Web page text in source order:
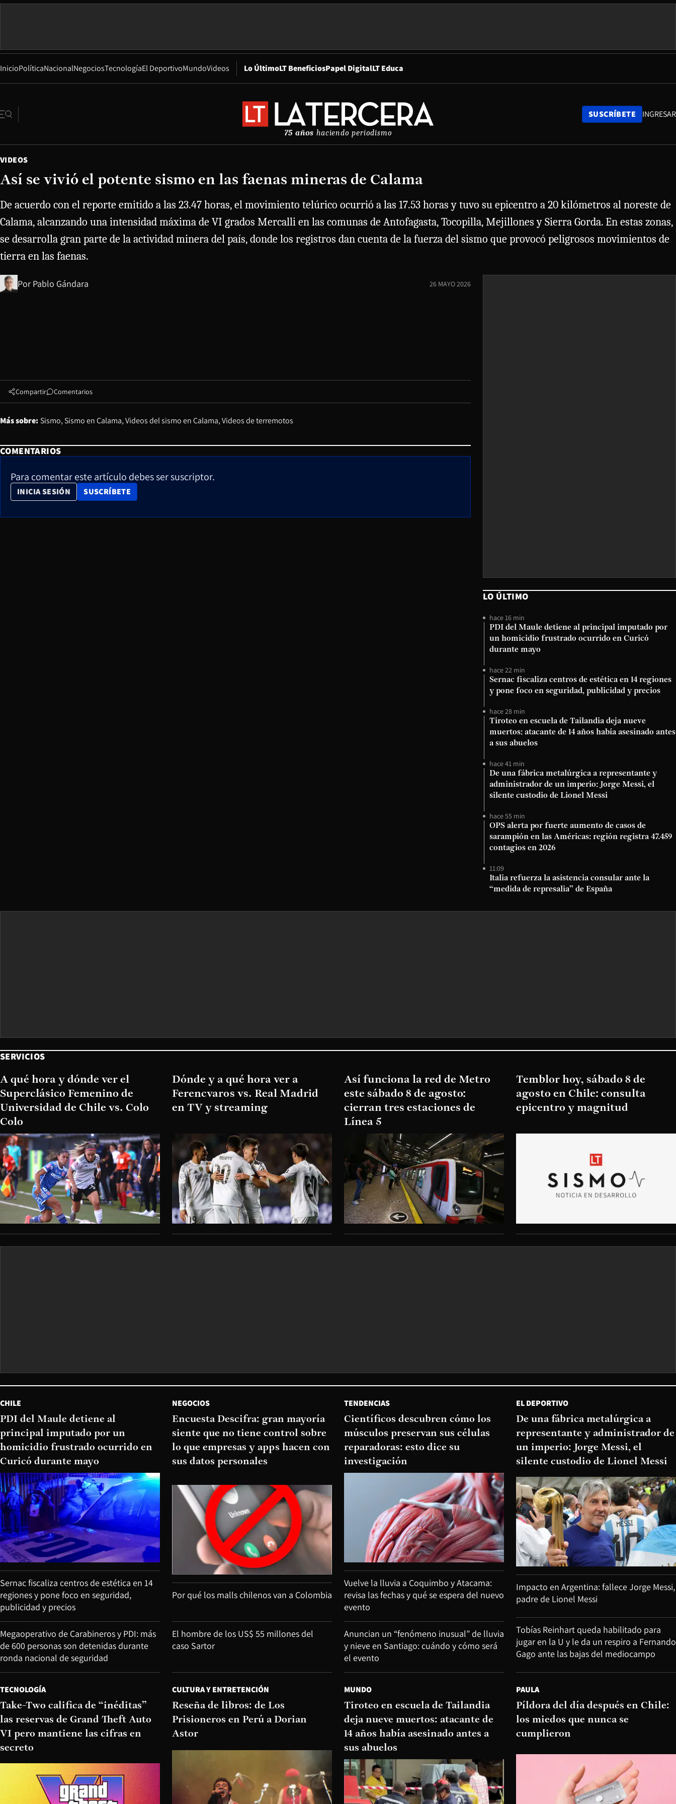
InicioPolíticaNacionalNegociosTecnologíaEl DeportivoMundoVideos Lo ÚltimoLT BeneficiosPapel DigitalOpens in new window
LT Educa
75 años haciendo periodismo
SUSCRÍBETE INGRESAR
VIDEOS
Así se vivió el potente sismo en las faenas mineras de Calama
De acuerdo con el reporte emitido a las 23.47 horas, el movimiento telúrico ocurrió a las 17.53 horas y tuvo su epicentro a 20 kilómetros al noreste de
Calama, alcanzando una intensidad máxima de VI grados Mercalli en las comunas de Antofagasta, Tocopilla, Mejillones y Sierra Gorda. En estas zonas,
se desarrolla gran parte de la actividad minera del país, donde los registros dan cuenta de la fuerza del sismo que provocó peligrosos movimientos de
tierra en las faenas.
Por Pablo Gándara 26 MAYO 2026
Compartir Comentarios
Más sobre: Sismo Sismo en Calama Videos del sismo en Calama Videos de terremotos
COMENTARIOS
Para comentar este artículo debes ser suscriptor.
INICIA SESIÓN SUSCRÍBETE
OPENS IN NEW WINDOW
LO ÚLTIMO
hace 16 min
PDI del Maule detiene al principal imputado por
un homicidio frustrado ocurrido en Curicó
durante mayo
hace 22 min
Sernac fiscaliza centros de estética en 14 regiones
y pone foco en seguridad, publicidad y precios
hace 28 min
Tiroteo en escuela de Tailandia deja nueve
muertos: atacante de 14 años había asesinado antes
a sus abuelos
hace 41 min
De una fábrica metalúrgica a representante y
administrador de un imperio: Jorge Messi, el
silente custodio de Lionel Messi
hace 55 min
OPS alerta por fuerte aumento de casos de
sarampión en las Américas: región registra 47.459
contagios en 2026
11:09
Italia refuerza la asistencia consular ante la
“medida de represalia” de España
SERVICIOS
A qué hora y dónde ver el
Superclásico Femenino de
Universidad de Chile vs. Colo
Colo
Dónde y a qué hora ver a
Ferencvaros vs. Real Madrid
en TV y streaming
Así funciona la red de Metro
este sábado 8 de agosto:
cierran tres estaciones de
Línea 5
Temblor hoy, sábado 8 de
agosto en Chile: consulta
epicentro y magnitud
CHILE
PDI del Maule detiene al
principal imputado por un
homicidio frustrado ocurrido en
Curicó durante mayo
Sernac fiscaliza centros de estética en 14
regiones y pone foco en seguridad,
publicidad y precios
Megaoperativo de Carabineros y PDI: más
de 600 personas son detenidas durante
ronda nacional de seguridad
NEGOCIOS
Encuesta Descifra: gran mayoría
siente que no tiene control sobre
lo que empresas y apps hacen con
sus datos personales
Por qué los malls chilenos van a Colombia
El hombre de los US$ 55 millones del
caso Sartor
TENDENCIAS
Científicos descubren cómo los
músculos preservan sus células
reparadoras: esto dice su
investigación
Vuelve la lluvia a Coquimbo y Atacama:
revisa las fechas y qué se espera del nuevo
evento
Anuncian un “fenómeno inusual” de lluvia
y nieve en Santiago: cuándo y cómo será
el evento
EL DEPORTIVO
De una fábrica metalúrgica a
representante y administrador de
un imperio: Jorge Messi, el
silente custodio de Lionel Messi
Impacto en Argentina: fallece Jorge Messi,
padre de Lionel Messi
Tobías Reinhart queda habilitado para
jugar en la U y le da un respiro a Fernando
Gago ante las bajas del mediocampo
TECNOLOGÍA
Take-Two califica de “inéditas”
las reservas de Grand Theft Auto
VI pero mantiene las cifras en
secreto
CULTURA Y ENTRETENCIÓN
Reseña de libros: de Los
Prisioneros en Perú a Dorian
Astor
MUNDO
Tiroteo en escuela de Tailandia
deja nueve muertos: atacante de
14 años había asesinado antes a
sus abuelos
PAULA
Píldora del día después en Chile:
los miedos que nunca se
cumplieron